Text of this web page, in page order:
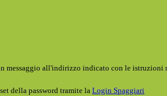
messaggio all'indirizzo indicato con le istruzioni
della password tramite la Login Spaggiari